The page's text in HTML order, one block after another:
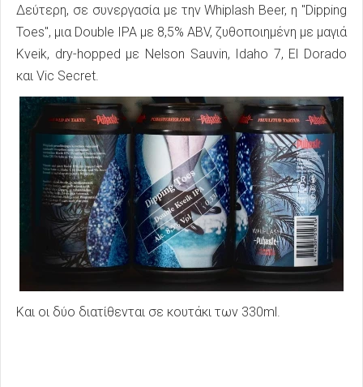
Δεύτερη, σε συνεργασία με την Whiplash Beer, η "Dipping
Toes", μια Double IPA με 8,5% ABV, ζυθοποιημένη με μαγιά
Kveik, dry-hopped με Nelson Sauvin, Idaho 7, El Dorado
και Vic Secret.
Και οι δύο διατίθενται σε κουτάκι των 330ml.